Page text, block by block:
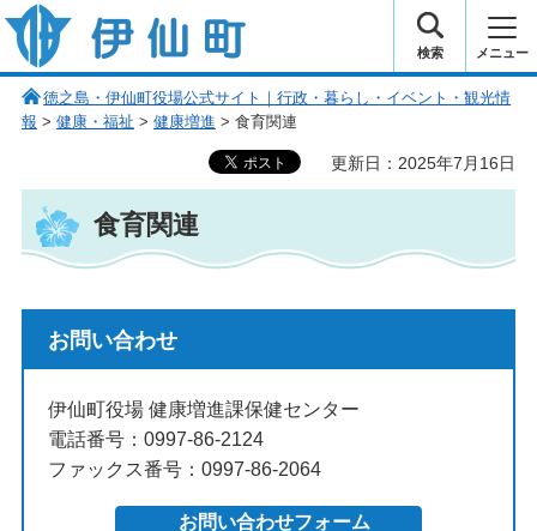
伊仙町 健康・長寿と子宝の町
検索 メニュー
徳之島・伊仙町役場公式サイト｜行政・暮らし・イベント・観光情
報 > 健康・福祉 > 健康増進 > 食育関連
更新日：2025年7月16日
食育関連
お問い合わせ
伊仙町役場 健康増進課保健センター
電話番号：0997-86-2124
ファックス番号：0997-86-2064